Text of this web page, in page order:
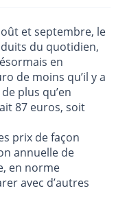
et septembre, le
du quotidien,
en
de moins qu’il y a
plus qu’en
87 euros, soit
prix de façon
annuelle de
en norme
avec d’autres